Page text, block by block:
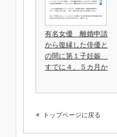
有名女優 離婚申請
から復縁した俳優と
の間に第１子妊娠
すでに４、５カ月か
トップページに戻る